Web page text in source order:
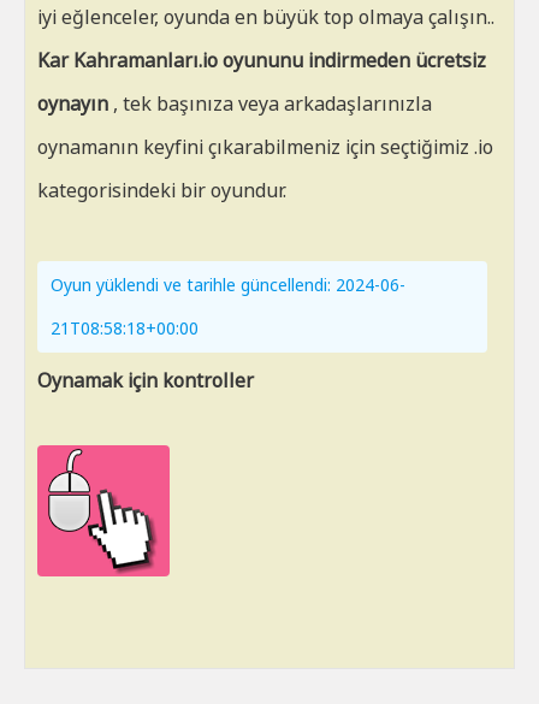
iyi eğlenceler, oyunda en büyük top olmaya çalışın..
Kar Kahramanları.io oyununu indirmeden ücretsiz
oynayın , tek başınıza veya arkadaşlarınızla
oynamanın keyfini çıkarabilmeniz için seçtiğimiz .io
kategorisindeki bir oyundur.
Oyun yüklendi ve tarihle güncellendi: 2024-06-
21T08:58:18+00:00
Oynamak için kontroller